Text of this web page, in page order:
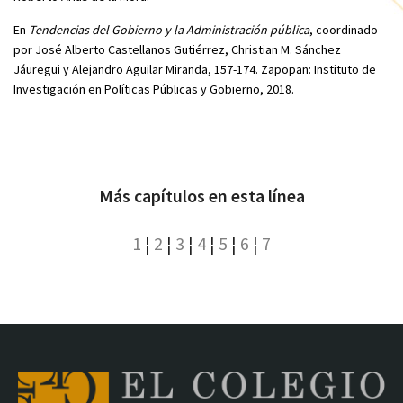
En Tendencias del Gobierno y la Administración pública, coordinado
por José Alberto Castellanos Gutiérrez, Christian M. Sánchez
Jáuregui y Alejandro Aguilar Miranda, 157-174. Zapopan: Instituto de
Investigación en Políticas Públicas y Gobierno, 2018.
Más capítulos en esta línea
1 ¦ 2 ¦ 3 ¦ 4 ¦ 5 ¦ 6 ¦ 7